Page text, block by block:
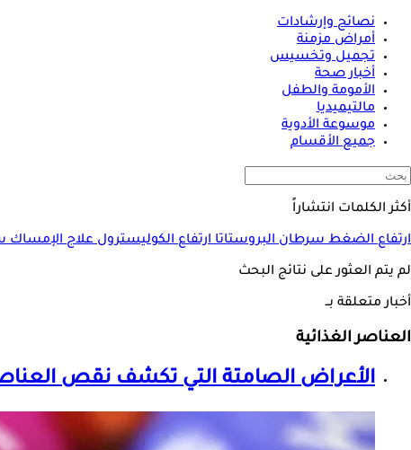
نصائح وإرشادات
أمراض مزمنة
تجميل وتخسيس
أخبار صحة
الأمومة والطفل
مالتيميديا
موسوعة الأدوية
جميع الأقسام
أكثر الكلمات انتشاراً
ارتفاع الضغطسرطان البروستاتاارتفاع الكوليسترولعلاج الإمساك
لم يتم العثور على نتائج البحث
أخبار متعلقة بــ
العناصر الغذائية
الأعراض الصامتة التي تكشف نقص